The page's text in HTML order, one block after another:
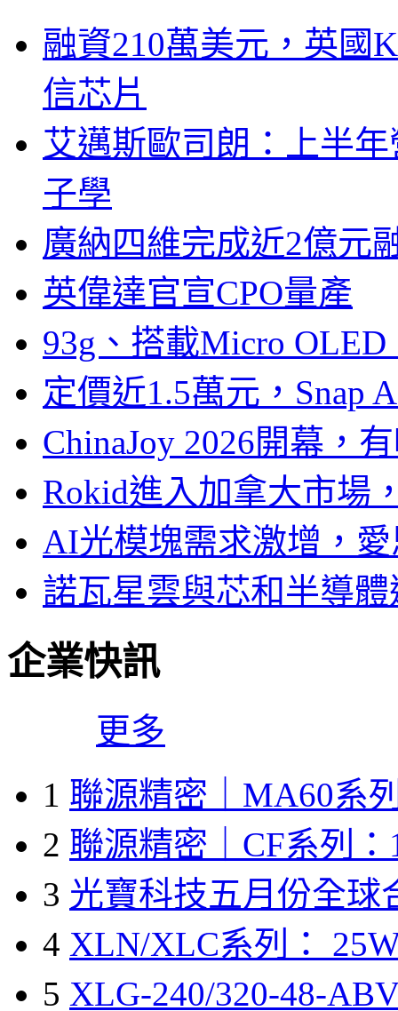
融資210萬美元，英國
信芯片
艾邁斯歐司朗：上半
子學
廣納四維完成近2億元
英偉達官宣CPO量產
93g、搭載Micro
定價近1.5萬元，Snap
ChinaJoy 2026開幕，
Rokid進入加拿大市場
AI光模塊需求激增，
諾瓦星雲與芯和半導
企業快訊
更多
1 聯源精密｜MA60系
2 聯源精密｜CF系列：
3 光寶科技五月份全球
4 XLN/XLC系列：
5 XLG-240/320-48-